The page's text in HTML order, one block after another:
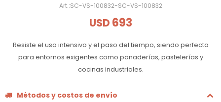
SC-VS-100832-SC-VS-100832
USD 693
Resiste el uso intensivo y el paso del tiempo, siendo perfecta
para entornos exigentes como panaderías, pastelerías y
cocinas industriales.
Métodos y costos de envío